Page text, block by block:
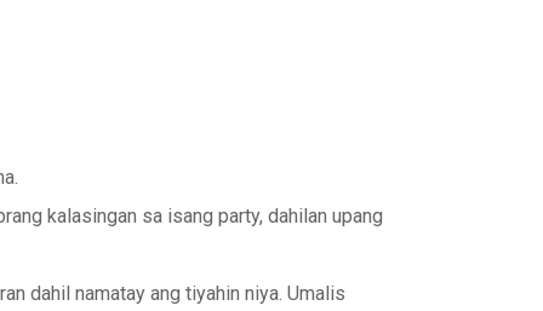
kalasingan sa isang party, dahilan upang
dahil namatay ang tiyahin niya. Umalis